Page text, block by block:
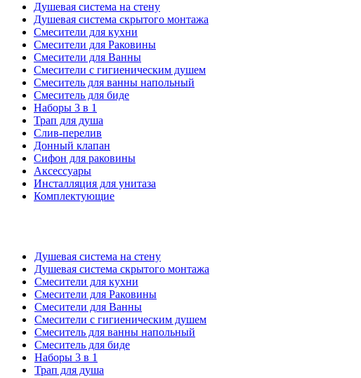
Душевая система на стену
Душевая система скрытого монтажа
Смесители для кухни
Смесители для Раковины
Смесители для Ванны
Смесители с гигиеническим душем
Смеситель для ванны напольный
Смеситель для биде
Наборы 3 в 1
Трап для душа
Слив-перелив
Донный клапан
Сифон для раковины
Аксессуары
Инсталляция для унитаза
Комплектующие
Душевая система на стену
Душевая система скрытого монтажа
Смесители для кухни
Смесители для Раковины
Смесители для Ванны
Смесители с гигиеническим душем
Смеситель для ванны напольный
Смеситель для биде
Наборы 3 в 1
Трап для душа